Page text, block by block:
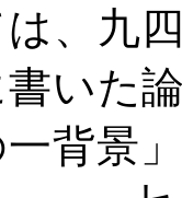
、九
いた
背景